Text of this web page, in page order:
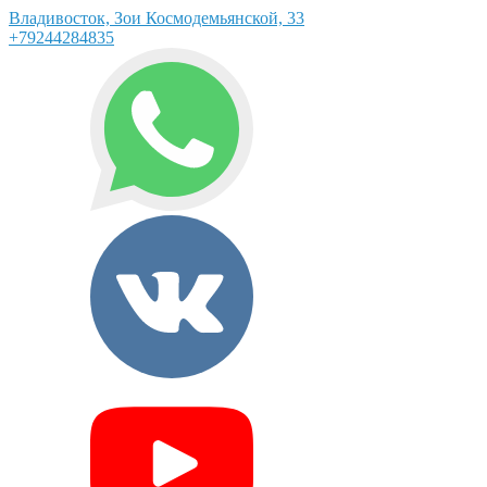
Владивосток, Зои Космодемьянской, 33
+79244284835